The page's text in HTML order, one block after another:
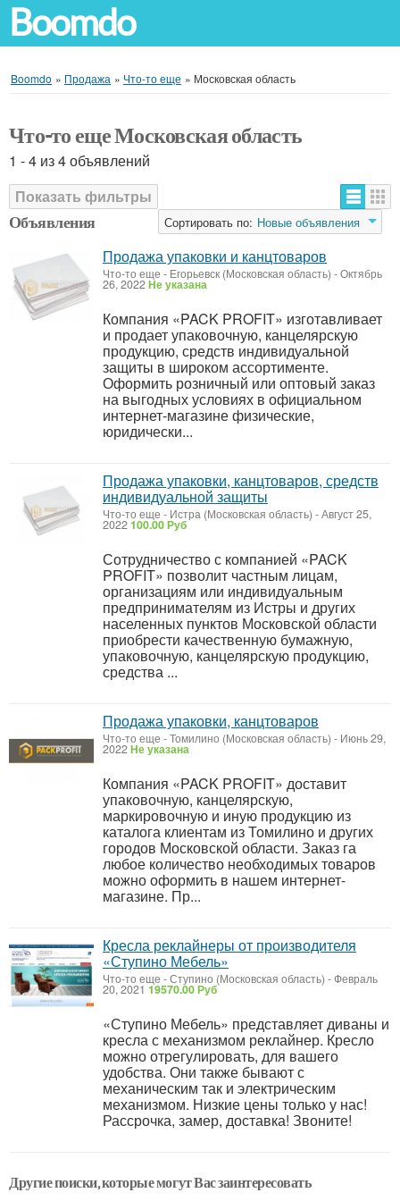
Boomdo
Boomdo » Продажа » Что-то еще » Московская область
Что-то еще Московская область
1 - 4 из 4 объявлений
Показать фильтры
Сортировать по: Новые объявления
Объявления
Продажа упаковки и канцтоваров
Что-то еще - Егорьевск (Московская область) -Октябрь
26, 2022Не указана
Компания «PACK PROFIT» изготавливает
и продает упаковочную, канцелярскую
продукцию, средств индивидуальной
защиты в широком ассортименте.
Оформить розничный или оптовый заказ
на выгодных условиях в официальном
интернет-магазине физические,
юридически...
Продажа упаковки, канцтоваров, средств
индивидуальной защиты
Что-то еще - Истра (Московская область) -Август 25,
2022100.00 Руб
Сотрудничество с компанией «PACK
PROFIT» позволит частным лицам,
организациям или индивидуальным
предпринимателям из Истры и других
населенных пунктов Московской области
приобрести качественную бумажную,
упаковочную, канцелярскую продукцию,
средства ...
Продажа упаковки, канцтоваров
Что-то еще -Томилино (Московская область) - Июнь 29,
2022Не указана
Компания «PACK PROFIT» доставит
упаковочную, канцелярскую,
маркировочную и иную продукцию из
каталога клиентам из Томилино и других
городов Московской области. Заказ га
любое количество необходимых товаров
можно оформить в нашем интернет-
магазине. Пр...
Кресла реклайнеры от производителя
«Ступино Мебель»
Что-то еще -Ступино (Московская область) -Февраль
20, 2021 19570.00 Руб
«Ступино Мебель» представляет диваны и
кресла с механизмом реклайнер. Кресло
можно отрегулировать, для вашего
удобства. Они также бывают с
механическим так и электрическим
механизмом. Низкие цены только у нас!
Рассрочка, замер, доставка! Звоните!
Другие поиски, которые могут Вас заинтересовать